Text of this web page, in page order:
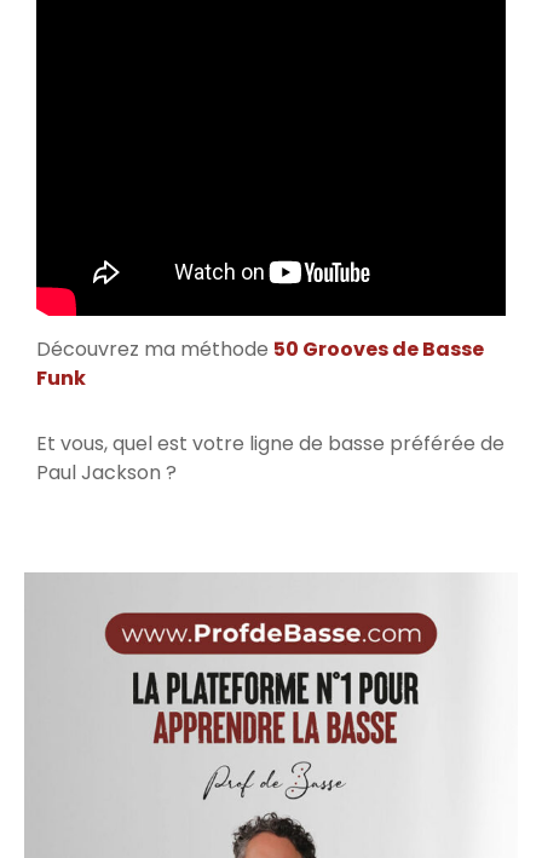
Découvrez ma méthode 50 Grooves de Basse
Funk
Et vous, quel est votre ligne de basse préférée de
Paul Jackson ?